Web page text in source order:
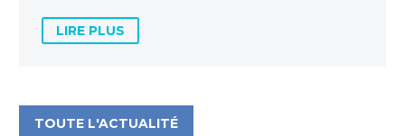
LIRE PLUS
TOUTE L'ACTUALITÉ